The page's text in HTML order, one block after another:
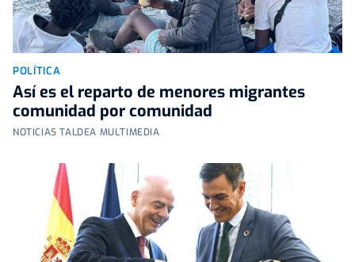
POLÍTICA
Así es el reparto de menores migrantes
comunidad por comunidad
NOTICIAS TALDEA MULTIMEDIA